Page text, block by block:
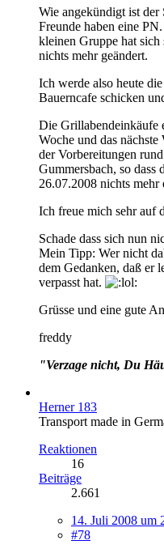
Wie angekündigt ist der
Freunde haben eine
kleinen Gruppe hat
nichts mehr geändert.
Ich werde also heute
Bauerncafe schicken
Die Grillabendeinkäufe
Woche und das
der Vorbereitungen
Gummersbach, so dass
26.07.2008 nichts mehr
Ich freue mich sehr auf
Schade dass sich nun
Mein Tipp: Wer nicht
dem Gedanken, daß er
verpasst hat.
Grüsse und eine gute
freddy
"Verzage nicht, Du
Herner 183
Transport made in
Reaktionen
16
Beiträge
2.661
14. Juli 2008 um
#78